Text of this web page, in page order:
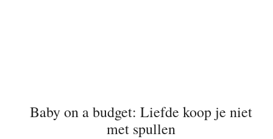
Baby on a budget: Liefde koop je niet
met spullen